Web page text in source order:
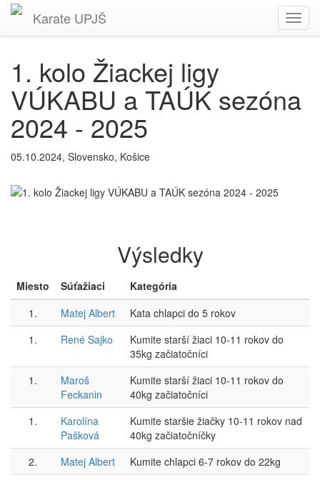
Karate UPJŠ
1. kolo Žiackej ligy
VÚKABU a TAÚK sezóna
2024 - 2025
05.10.2024, Slovensko, Košice
Výsledky
Miesto Súťažiaci
Kategória
1.
Matej Albert
Kata chlapci do 5 rokov
1.
René Sajko
Kumite starší žiaci 10-11 rokov do
35kg začiatočníci
1.
Maroš
Feckanin
Kumite starší žiaci 10-11 rokov do
40kg začiatočníci
1.
Karolína
Pašková
Kumite staršie žiačky 10-11 rokov nad
40kg začiatočníčky
2.
Matej Albert
Kumite chlapci 6-7 rokov do 22kg